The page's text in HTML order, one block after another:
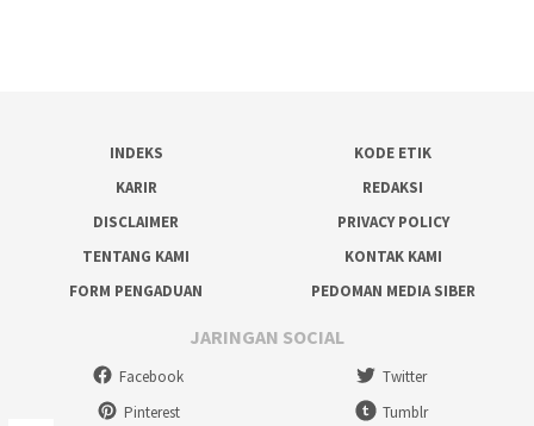
INDEKS
KODE ETIK
KARIR
REDAKSI
DISCLAIMER
PRIVACY POLICY
TENTANG KAMI
KONTAK KAMI
FORM PENGADUAN
PEDOMAN MEDIA SIBER
JARINGAN SOCIAL
Facebook
Twitter
Pinterest
Tumblr